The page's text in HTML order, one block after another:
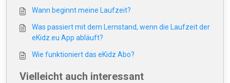
Wann beginnt meine Laufzeit?
Was passiert mit dem Lernstand, wenn die Laufzeit der
eKidz.eu App abläuft?
Wie funktioniert das eKidz Abo?
Vielleicht auch interessant